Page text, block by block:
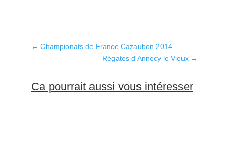
← Championats de France Cazaubon 2014
Régates d'Annecy le Vieux →
Ca pourrait aussi vous intéresser